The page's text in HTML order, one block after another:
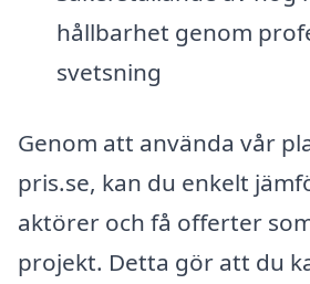
hållbarhet genom
svetsning
Genom att använda vår
pris.se, kan du enkelt
aktörer och få offerter
projekt. Detta gör att du